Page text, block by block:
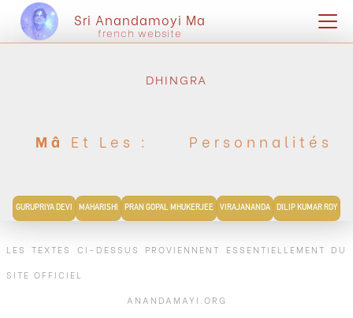
Sri Anandamoyi Ma
french website
DHINGRA
Mâ Et Les : Personnalités
GURUPRIYA DEVI MAHARISHI PRAN GOPAL MHUKERJEE VIRAJANANDA DILIP KUMAR ROY
LES TEXTES CI-DESSUS PROVIENNENT ESSENTIELLEMENT DU
SITE OFFICIEL
ANANDAMAYI.ORG